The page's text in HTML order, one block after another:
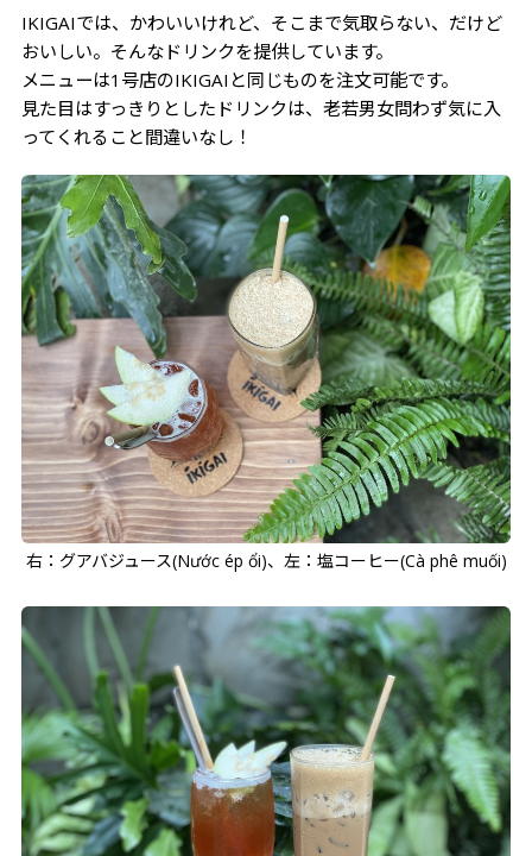
IKIGAIでは、かわいいけれど、そこまで気取らない、だけど
おいしい。そんなドリンクを提供しています。
メニューは1号店のIKIGAIと同じものを注文可能です。
見た目はすっきりとしたドリンクは、老若男女問わず気に入
ってくれること間違いなし！
右：グアバジュース(Nước ép ổi)、左：塩コーヒー(Cà phê muối)